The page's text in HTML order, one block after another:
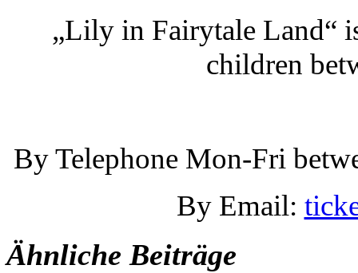
„Lily in Fairytale Land“
children
By Telephone Mon-Fri
By Email:
Ähnliche Beiträge